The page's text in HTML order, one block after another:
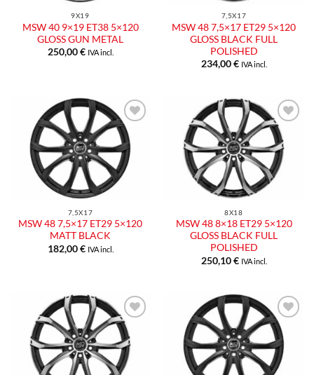
9X19
MSW 40 9×19 ET38 5×120
GLOSS GUN METAL
250,00€ IVA incl.
7,5X17
MSW 48 7,5×17 ET29 5×120
GLOSS BLACK FULL
POLISHED
234,00€ IVA incl.
Aggiungi
alla lista
dei
desideri
7,5X17
MSW 48 7,5×17 ET29 5×120
MATT BLACK
182,00€ IVA incl.
Aggiungi
alla lista
dei
desideri
8X18
MSW 48 8×18 ET29 5×120
GLOSS BLACK FULL
POLISHED
250,10€ IVA incl.
Aggiungi
alla lista
dei
desideri
Aggiungi
alla lista
dei
desideri